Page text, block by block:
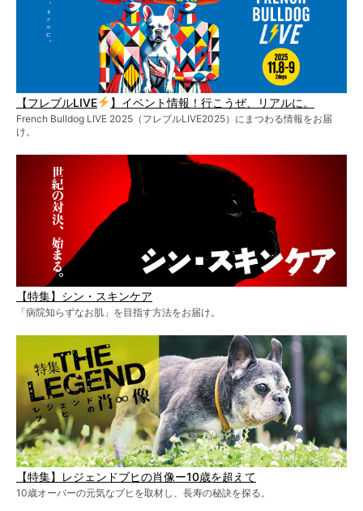
【フレブルLIVE 】イベント情報！行こうぜ、リアルに。
French Bulldog LIVE 2025（フレブルLIVE2025）にまつわる情報をお届
け。
【特集】シン・スキンケア
「病院知らずなお肌」を目指す方法をお届け。
【特集】レジェンドブヒの肖像ー10歳を超えて
10歳オーバーの元気なブヒを取材し、長寿の秘訣を探る。